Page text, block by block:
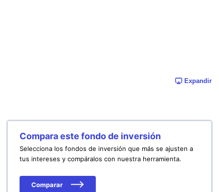
Expandir
Compara este fondo de inversión
Selecciona los fondos de inversión que más se ajusten a
tus intereses y compáralos con nuestra herramienta.
Comparar